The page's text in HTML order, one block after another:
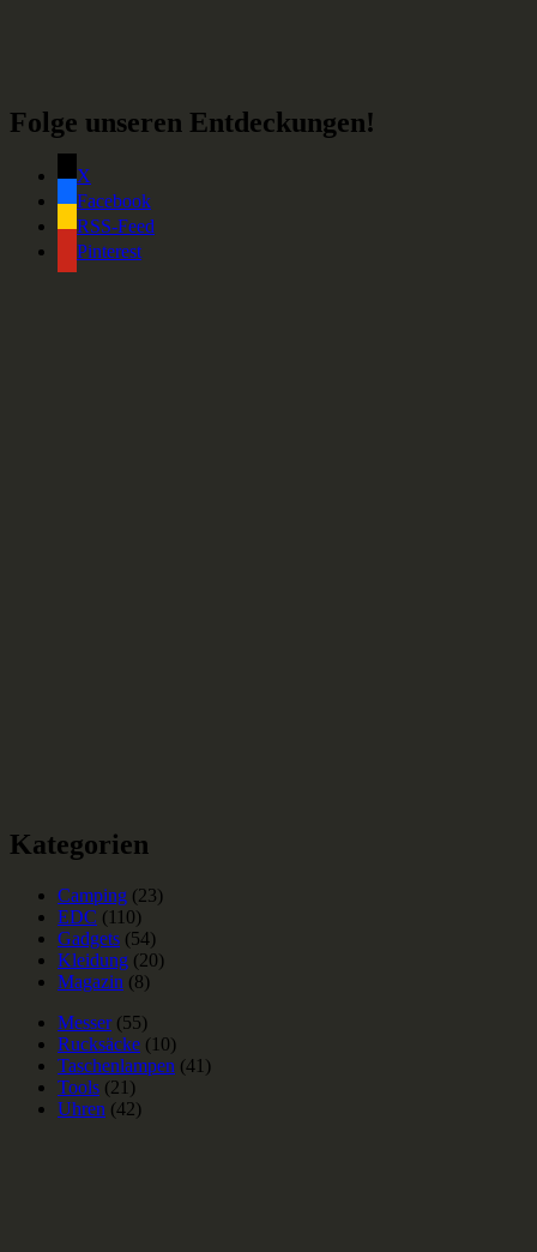
Folge unseren Entdeckungen!
X
Facebook
RSS-Feed
Pinterest
Kategorien
Camping (23)
EDC (110)
Gadgets (54)
Kleidung (20)
Magazin (8)
Messer (55)
Rucksäcke (10)
Taschenlampen (41)
Tools (21)
Uhren (42)